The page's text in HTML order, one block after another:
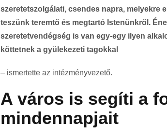
szeretetszolgálati, csendes napra, melyekre
teszünk teremtő és megtartó Istenünkről.
szeretetvendégség is van egy-egy ilyen
köttetnek a gyülekezeti tagokkal
– ismertette az intézményvezető.
A város is segíti a
mindennapjait